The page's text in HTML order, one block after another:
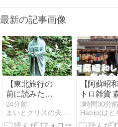
最新の記事画像
【東北旅行の
前に読みた
い】松尾芭蕉
『奥の細道』
の足跡をたど
24分前
まいとクリスの夫婦バックパッカー海外旅行日記
【阿蘇昭
トロ雑貨
金物店】[
県阿蘇市]
めぐり | 明
3時間30分前